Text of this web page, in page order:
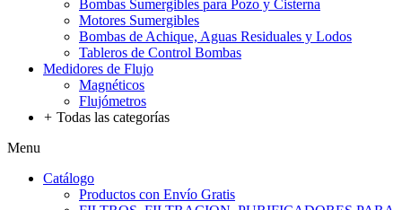
Bombas Sumergibles para Pozo y Cisterna
Motores Sumergibles
Bombas de Achique, Aguas Residuales y Lodos
Tableros de Control Bombas
Medidores de Flujo
Magnéticos
Flujómetros
+ Todas las categorías
Menu
Catálogo
Productos con Envío Gratis